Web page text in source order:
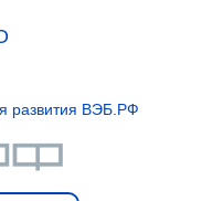
развития ВЭБ.РФ